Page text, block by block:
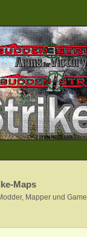
Maps
Mapper und